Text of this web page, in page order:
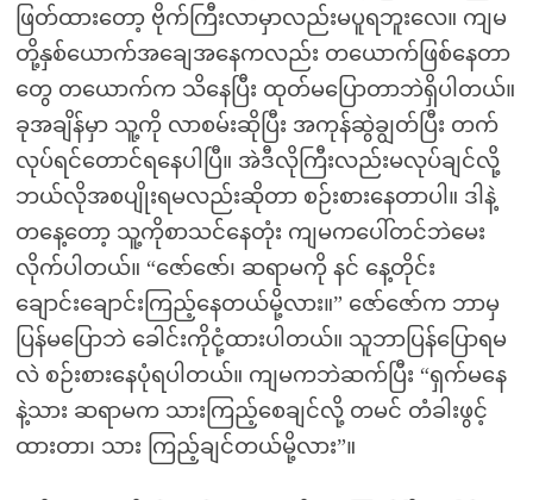
ဖြတ်ထားတော့ ဗိုက်ကြီးလာမှာလည်းမပူရဘူးလေ။ ကျမ
တို့နှစ်ယောက်အချေအနေကလည်း တယောက်ဖြစ်နေတာ
တွေ တယောက်က သိနေပြီး ထုတ်မပြောတာဘဲရှိပါတယ်။
ခုအချိန်မှာ သူ့ကို လာစမ်းဆိုပြီး အကုန်ဆွဲချွတ်ပြီး တက်
လုပ်ရင်တောင်ရနေပါပြီ။ အဲဒီလိုကြီးလည်းမလုပ်ချင်လို့
ဘယ်လိုအစပျိုးရမလည်းဆိုတာ စဉ်းစားနေတာပါ။ ဒါနဲ့
တနေ့တော့ သူ့ကိုစာသင်နေတုံး ကျမကပေါ်တင်ဘဲမေး
လိုက်ပါတယ်။ “ဇော်ဇော်၊ ဆရာမကို နင် နေ့တိုင်း
ချောင်းချောင်းကြည့်နေတယ်မို့လား။” ဇော်ဇော်က ဘာမှ
ပြန်မပြောဘဲ ခေါင်းကိုငုံ့ထားပါတယ်။ သူဘာပြန်ပြောရမ
လဲ စဉ်းစားနေပုံရပါတယ်။ ကျမကဘဲဆက်ပြီး “ရှက်မနေ
နဲ့သား ဆရာမက သားကြည့်စေချင်လို့ တမင် တံခါးဖွင့်
ထားတာ၊ သား ကြည့်ချင်တယ်မို့လား”။